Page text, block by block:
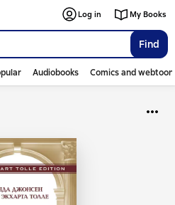
Find
Log in My Books
Audiobooks Comics and